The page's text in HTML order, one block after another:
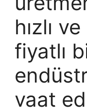
hızlı
fiyatlı
vaat